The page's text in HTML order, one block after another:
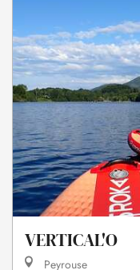
VERTICAL'O
Peyrouse